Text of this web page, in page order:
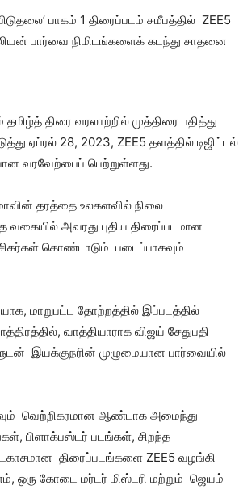
பாகம் 1 திரைப்படம் சமீபத்தில் ZEE5
பார்வை நிமிடங்களைக் கடந்து சாதனை
திரை வரலாற்றில் முத்திரை பதித்து
ஏப்ரல் 28, 2023, ZEE5 தளத்தில் டிஜிட்டல்
வரவேற்பைப் பெற்றுள்ளது.
தரத்தை உலகளவில் நிலை
வகையில் அவரது புதிய திரைப்படமான
கொண்டாடும் படைப்பாகவும்
மாறுபட்ட தோற்றத்தில் இப்படத்தில்
வாத்தியாராக விஜய் சேதுபதி
இயக்குநரின் முழுமையான பார்வையில்
வெற்றிகரமான ஆண்டாக அமைந்து
பிளாக்பஸ்டர் படங்கள், சிறந்த
திரைப்படங்களை ZEE5 வழங்கி
ஒரு கோடை மர்டர் மிஸ்டரி மற்றும் ஜெயம்